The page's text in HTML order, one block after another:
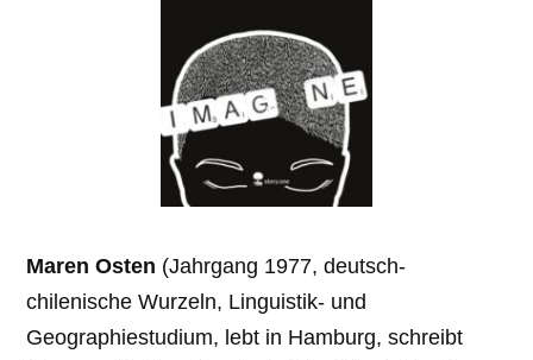
Maren Osten (Jahrgang 1977, deutsch-
chilenische Wurzeln, Linguistik- und
Geographiestudium, lebt in Hamburg, schreibt